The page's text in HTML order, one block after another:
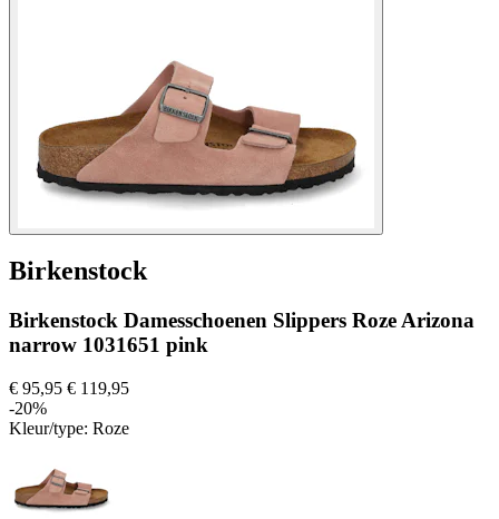
Birkenstock
Birkenstock Damesschoenen Slippers Roze Arizona
narrow 1031651 pink
€ 95,95 € 119,95
-20%
Kleur/type: Roze